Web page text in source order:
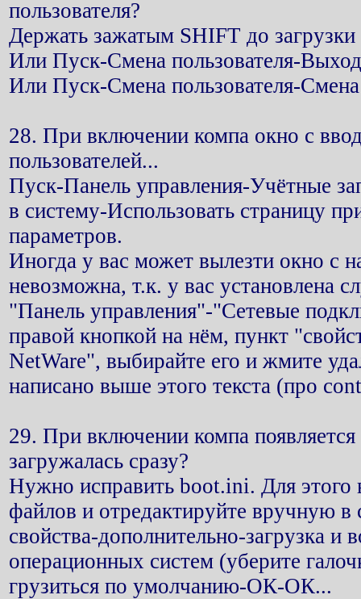
пользователя?
Держать зажатым SHIFT до загрузки
Или Пуск-Смена пользователя-
Или Пуск-Смена пользователя-Смена
28. При включении компа окно с
пользователей...
Пуск-Панель управления-Учётные
в систему-Использовать страницу
параметров.
Иногда у вас может вылезти окно с
невозможна, т.к. у вас установлена
"Панель управления"-"Сетевые
правой кнопкой на нём, пункт
NetWare", выбирайте его и жмите
написано выше этого текста (про
29. При включении компа
загружалась сразу?
Нужно исправить boot.ini. Для
файлов и отредактируйте вручную
свойства-дополнительно-загрузка и
операционных систем (уберите
грузиться по умолчанию-ОК-ОК...